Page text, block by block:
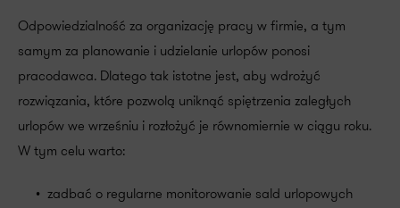
Odpowiedzialność za organizację pracy w firmie, a tym
samym za planowanie i udzielanie urlopów ponosi
pracodawca. Dlatego tak istotne jest, aby wdrożyć
rozwiązania, które pozwolą uniknąć spiętrzenia zaległych
urlopów we wrześniu i rozłożyć je równomiernie w ciągu roku.
W tym celu warto:
• zadbać o regularne monitorowanie sald urlopowych